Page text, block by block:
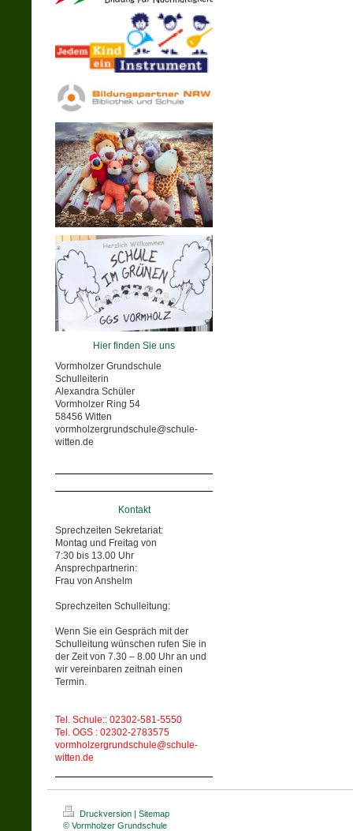
Hier finden Sie uns
Vormholzer Grundschule
Schulleiterin
Alexandra Schüler
Vormholzer Ring 54
58456 Witten
vormholzergrundschule@schule-
witten.de
Kontakt
Sprechzeiten Sekretariat:
Montag und Freitag von
7:30 bis 13.00 Uhr
Ansprechpartnerin:
Frau von Anshelm
Sprechzeiten Schulleitung:
Wenn Sie ein Gespräch mit der
Schulleitung wünschen rufen Sie in
der Zeit von 7.30 – 8.00 Uhr an und
wir vereinbaren zeitnah einen
Termin.
Tel. Schule:: 02302-581-5550
Tel. OGS : 02302-2783575
vormholzergrundschule@schule-
witten.de
Druckversion | Sitemap
© Vormholzer Grundschule